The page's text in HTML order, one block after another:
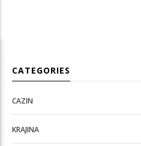
CATEGORIES
CAZIN
KRAJINA